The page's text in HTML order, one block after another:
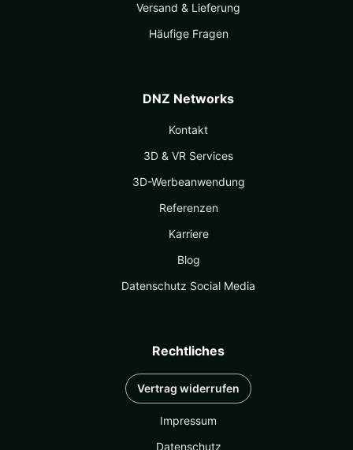
Versand & Lieferung
Häufige Fragen
DNZ Networks
Kontakt
3D & VR Services
3D-Werbeanwendung
Referenzen
Karriere
Blog
Datenschutz Social Media
Rechtliches
Vertrag widerrufen
Impressum
Datenschutz